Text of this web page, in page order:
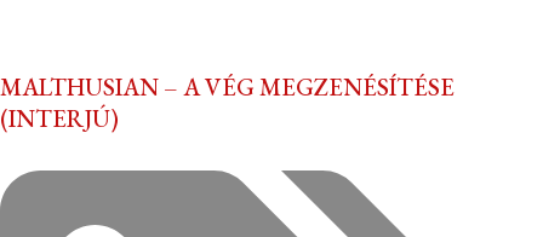
MALTHUSIAN – A VÉG MEGZENÉSÍTÉSE
(INTERJÚ)